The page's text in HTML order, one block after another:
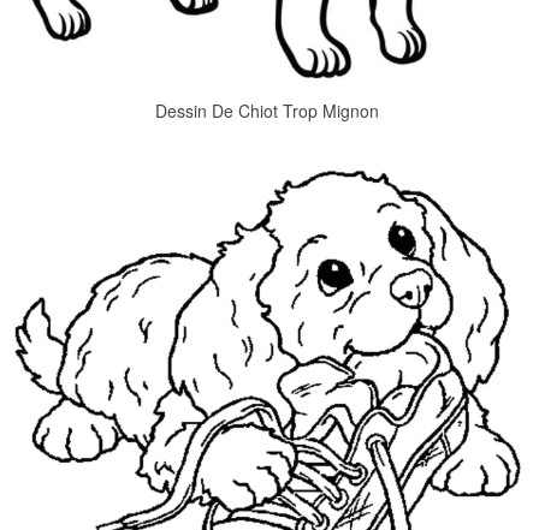
Dessin De Chiot Trop Mignon